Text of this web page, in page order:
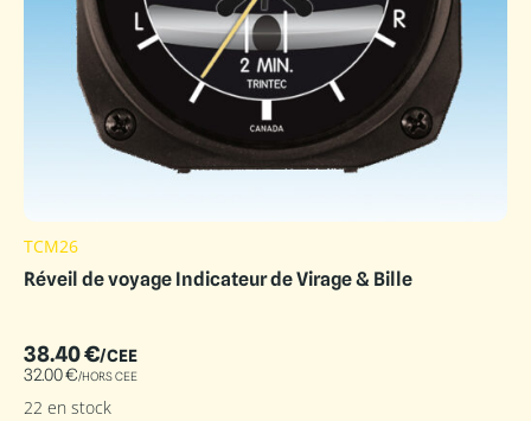
TCM26
Réveil de voyage Indicateur de Virage & Bille
38.40€/CEE
32.00€/HORS CEE
22 en stock